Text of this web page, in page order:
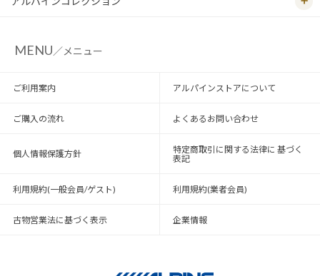
MENU／メニュー
ご利用案内 アルパインストアについて
ご購入の流れ よくあるお問い合わせ
個人情報保護方針
特定商取引に関する法律に 基づく
表記
利用規約(一般会員/ゲスト) 利用規約(業者会員)
古物営業法に基づく表示 企業情報